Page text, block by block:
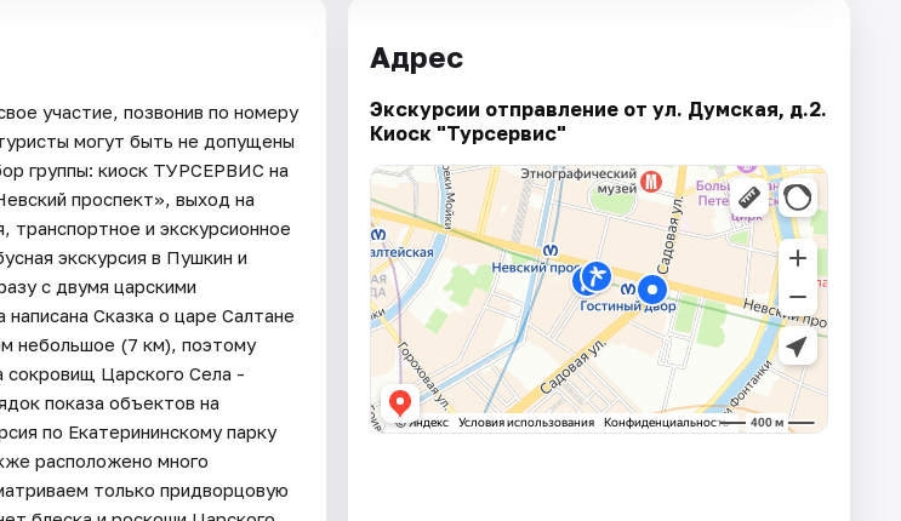
участие, позвонив по номеру
могут быть не допущены
группы: киоск ТУРСЕРВИС на
проспект», выход на
транспортное и экскурсионное
экскурсия в Пушкин и
с двумя царскими
Сказка о царе Салтане
небольшое (7 км), поэтому
сокровищ Царского Села -
показа объектов на
по Екатерининскому парку
расположено много
только придворцовую
Адрес
Экскурсии отправление от ул. Думская, д.2.
Киоск "Турсервис"